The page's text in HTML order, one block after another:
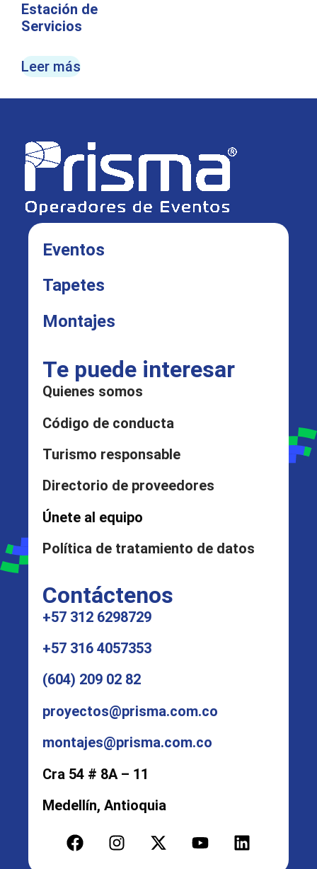
Estación de
Servicios
Leer más
Eventos
Tapetes
Montajes
Te puede interesar
Quienes somos
Código de conducta
Turismo responsable
Directorio de proveedores
Únete al equipo
Política de tratamiento de datos
Contáctenos
+57 312 6298729
+57 316 4057353
(604) 209 02 82
proyectos@prisma.com.co
montajes@prisma.com.co
Cra 54 # 8A – 11
Medellín, Antioquia